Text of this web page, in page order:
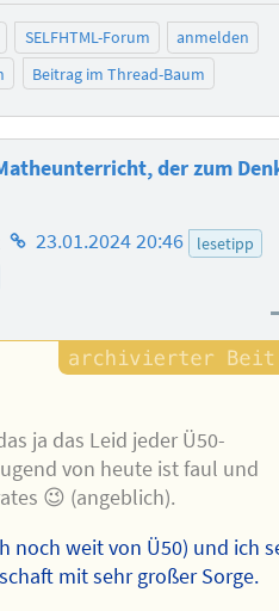
SELFHTML-Forum
anmelden
Beitrag im Thread-Baum
der zum
Homepage
23.01.2024 20:46
lesetipp
ja das Leid jeder Ü50-
von heute ist faul und
😉 (angeblich).
noch weit von Ü50) und ich
mit sehr großer Sorge.